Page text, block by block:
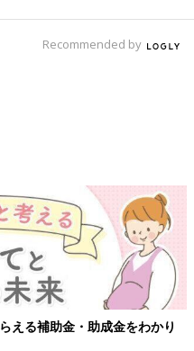
Recommended by
える補助金・助成金をわかり